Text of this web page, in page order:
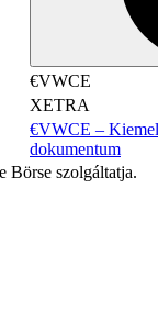
€VWCE
XETRA
€VWCE –
dokumentum
Börse szolgáltatja.